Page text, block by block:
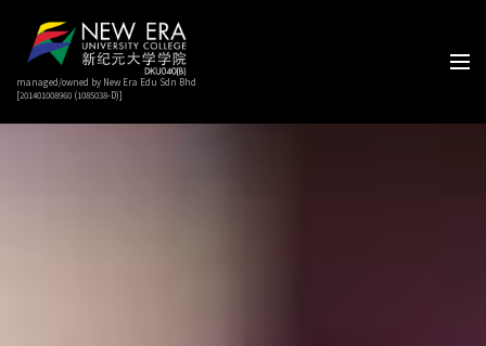
managed/owned by New Era Edu Sdn Bhd
[201401008960 (1085038-D)]